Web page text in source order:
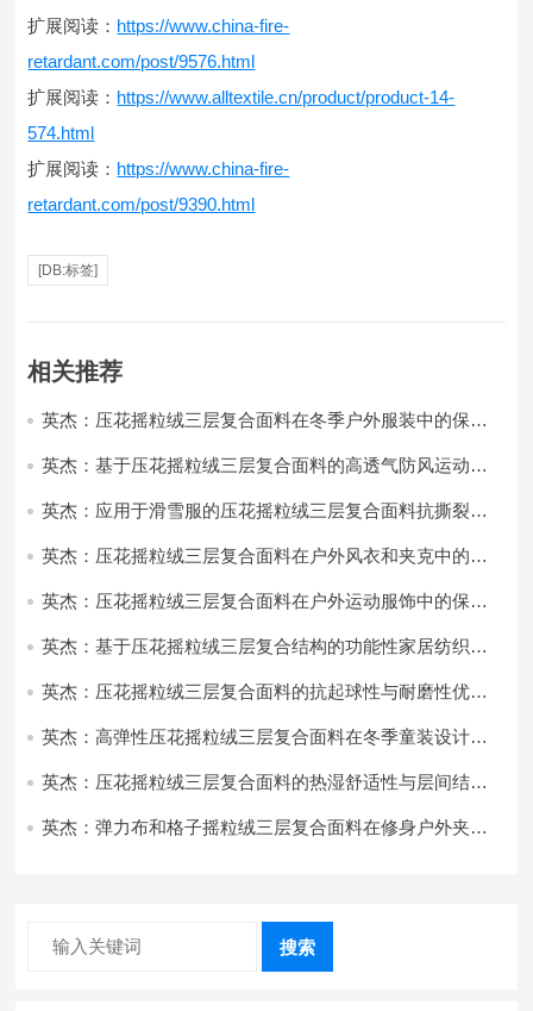
扩展阅读： https://www.china-fire-
retardant.com/post/9576.html
扩展阅读： https://www.alltextile.cn/product/product-14-
574.html
扩展阅读： https://www.china-fire-
retardant.com/post/9390.html
[DB:标签]
相关推荐
英杰：压花摇粒绒三层复合面料在冬季户外服装中的保暖
英杰：基于压花摇粒绒三层复合面料的高透气防风运动服
英杰：应用于滑雪服的压花摇粒绒三层复合面料抗撕裂与
英杰：压花摇粒绒三层复合面料在户外风衣和夹克中的应
英杰：压花摇粒绒三层复合面料在户外运动服饰中的保暖
英杰：基于压花摇粒绒三层复合结构的功能性家居纺织品
英杰：压花摇粒绒三层复合面料的抗起球性与耐磨性优化
英杰：高弹性压花摇粒绒三层复合面料在冬季童装设计中
英杰：压花摇粒绒三层复合面料的热湿舒适性与层间结合
英杰：弹力布和格子摇粒绒三层复合面料在修身户外夹克
搜索